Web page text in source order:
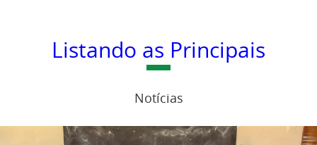
Listando as Principais
Notícias